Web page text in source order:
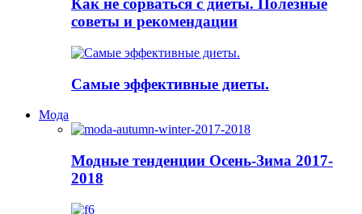
Как не сорваться с диеты. Полезные
советы и рекомендации
Самые эффективные диеты.
Мода
Модные тенденции Осень-Зима 2017-
2018